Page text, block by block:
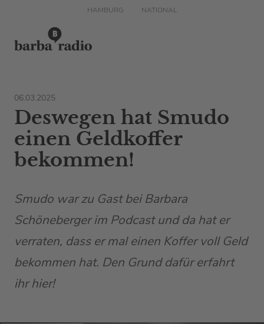
HAMBURG NATIONAL
06.03.2025
Deswegen hat Smudo
einen Geldkoffer
bekommen!
Smudo war zu Gast bei Barbara
Schöneberger im Podcast und da hat er
verraten, dass er mal einen Koffer voll Geld
bekommen hat. Den Grund dafür erfahrt
ihr hier!